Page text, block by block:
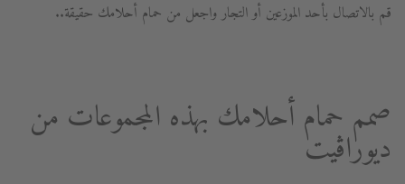
قم بالاتصال بأحد الموزعين أو التجار واجعل من حمام أحلامك حقيقة..
صمم حمام أحلامك بهذه المجموعات من
ديوراڨيت